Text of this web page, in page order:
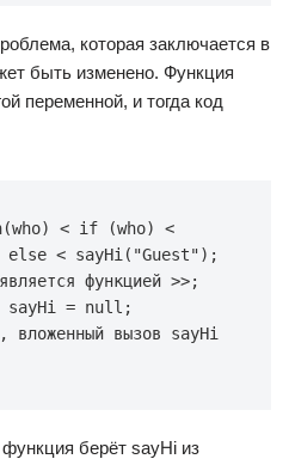
которая заключается в
быть изменено. Функция
переменной, и тогда код
< if (who) <
< sayHi("Guest");
функцией >>;
sayHi = null;
вызов sayHi
берёт sayHi из